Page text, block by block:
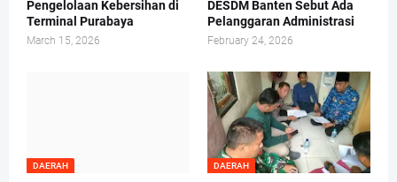
Pengelolaan Kebersihan di
Terminal Purabaya
March 15, 2026
DESDM Banten Sebut Ada
Pelanggaran Administrasi
February 24, 2026
DAERAH DAERAH